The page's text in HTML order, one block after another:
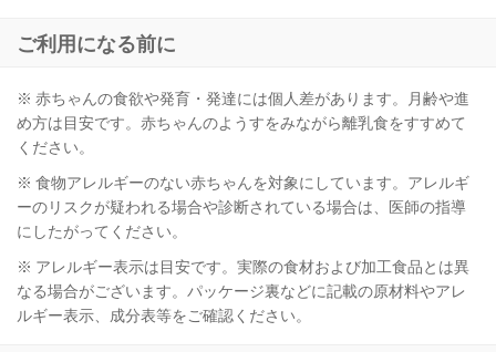
ご利用になる前に
※ 赤ちゃんの食欲や発育・発達には個人差があります。月齢や進
め方は目安です。赤ちゃんのようすをみながら離乳食をすすめて
ください。
※ 食物アレルギーのない赤ちゃんを対象にしています。アレルギ
ーのリスクが疑われる場合や診断されている場合は、医師の指導
にしたがってください。
※ アレルギー表示は目安です。実際の食材および加工食品とは異
なる場合がございます。パッケージ裏などに記載の原材料やアレ
ルギー表示、成分表等をご確認ください。